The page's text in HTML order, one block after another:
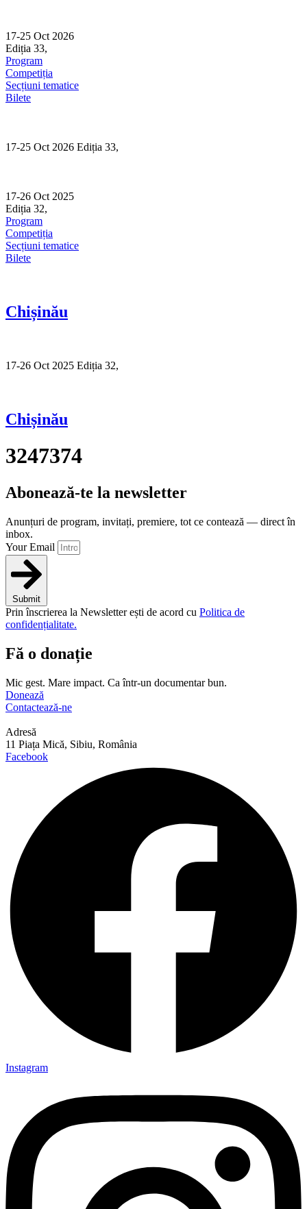
content
17-25 Oct 2026
Ediția 33,
Program
Competiția
Secțiuni tematice
Bilete
17-25 Oct 2026 Ediția 33,
17-26 Oct 2025
Ediția 32,
Program
Competiția
Secțiuni tematice
Bilete
Chișinău
17-26 Oct 2025 Ediția 32,
Chișinău
3247374
Abonează-te la newsletter
Anunțuri de program, invitați, premiere, tot ce contează — direct în
inbox.
Your Email
Submit
Prin înscrierea la Newsletter ești de acord cu Politica de
confidențialitate.
Fă o donație
Mic gest. Mare impact. Ca într-un documentar bun.
Donează
Contactează-ne
Adresă
11 Piața Mică, Sibiu, România
Facebook
Instagram